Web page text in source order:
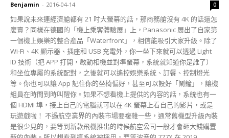
Benjamin - 2016-04-14 0
如果說未來連經濟艙都有 21 吋大螢幕的話，那商務艙沒有 4K 的話還怎
麼賣？同樣在德國的「機上乘客體驗展」上，Panasonic 展出了自家第
一個機上娛樂的整合產品「Waterfront」，相信能吸引大家升級。除了
Wi-Fi、4K 顯示器、插座和 USB 充電外，你一坐下來就可以透過 Light
ID 技術（把 APP 打開，啟動相機並對準螢幕，系統就知道你是誰了）
和坐位專屬的系統配對，之後就可以遙控娛樂系統、訂餐、控制燈光
等。你也可以讓 App 記住你的坐椅偏好，甚至可以設好「鬧鐘」，讓機
組員在時間到時叫醒你。如果不想看機上提供的內容的話，系統也有一
個 HDMI 埠，接上自己的電腦就可以在 4K 螢幕上看自己的影片，或是
玩遊戲啦！ 不過航空業界的內裝市場要複雜一些，通常舊機型升級內裝
是很少見的，要等到新款飛機推出的時候航空公司一般才會砸大錢購置